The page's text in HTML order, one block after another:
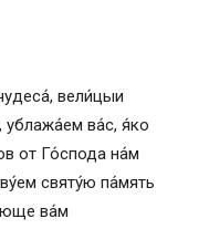
вели́цыи
ва́с, я́ко
от Го́спода на́м
святу́ю па́мять
ва́м